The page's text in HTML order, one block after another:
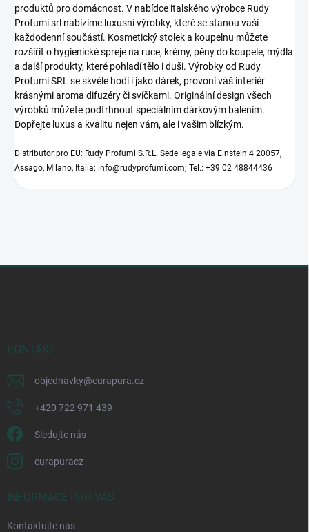
produktů pro domácnost. V nabídce italského výrobce Rudy
Profumi srl nabízíme luxusní výrobky, které se stanou vaší
každodenní součástí. Kosmetický stolek a koupelnu můžete
rozšířit o hygienické spreje na ruce, krémy, pěny do koupele, mýdla
a další produkty, které pohladí tělo i duši. Výrobky od Rudy
Profumi SRL se skvěle hodí i jako dárek, provoní váš interiér
krásnými aroma difuzéry či svíčkami. Originální design všech
výrobků můžete podtrhnout speciálním dárkovým balením.
Dopřejte luxus a kvalitu nejen vám, ale i vašim blízkým.
Distributor pro EU: Rudy Profumi S.R.L. Sede legale via Einstein 4 20057,
Assago, Milano, Italia; info@rudyprofumi.com; Tel.: +39 02 48844436
KONTAKT
objednavky@curapura.cz
+420 722 971 439
Sledujte nás
curapuracz
INFORMACE PRO VÁS
Kontaktujte nás